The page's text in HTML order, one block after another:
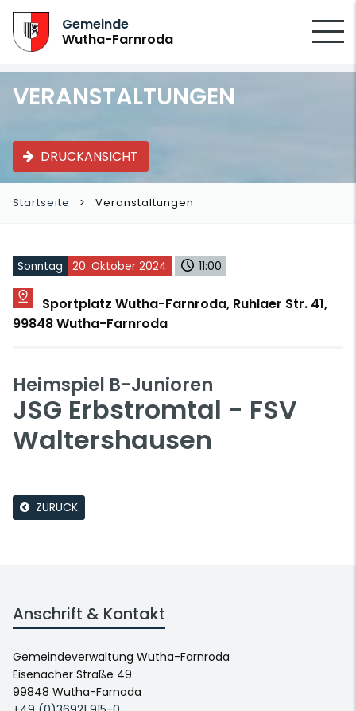
Gemeinde
Wutha-Farnroda
VERANSTALTUNGEN
DRUCKANSICHT
Startseite Veranstaltungen
Sonntag 20. Oktober 2024 11:00
Sportplatz Wutha-Farnroda, Ruhlaer Str. 41,
99848 Wutha-Farnroda
Heimspiel B-Junioren
JSG Erbstromtal - FSV
Waltershausen
ZURÜCK
Anschrift & Kontakt
Gemeindeverwaltung Wutha-Farnroda
Eisenacher Straße 49
99848 Wutha-Farnoda